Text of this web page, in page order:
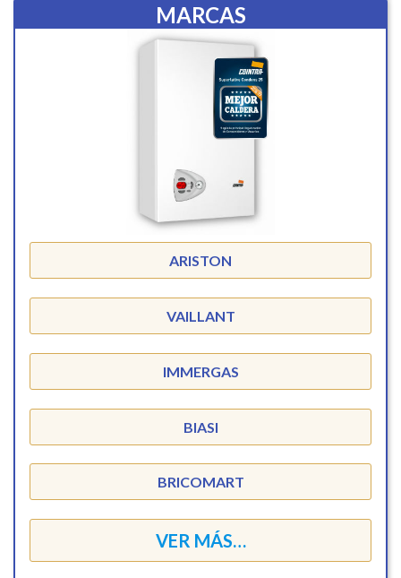
MARCAS
ARISTON
VAILLANT
IMMERGAS
BIASI
BRICOMART
VER MÁS…